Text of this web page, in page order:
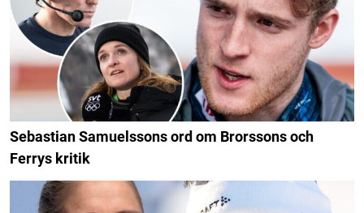
Sebastian Samuelssons ord om Brorssons och
Ferrys kritik